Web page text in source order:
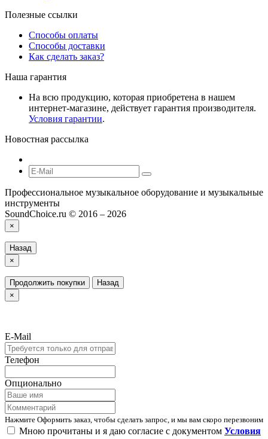
Полезные ссылки
Способы оплаты
Способы доставки
Как сделать заказ?
Наша гарантия
На всю продукцию, которая приобретена в нашем
интернет-магазине, действует гарантия производителя.
Условия гарантии.
Новостная рассылка
Профессиональное музыкальное оборудование и музыкальные
инструменты
SoundChoice.ru © 2016 – 2026
×
Назад
×
Продолжить покупки
Назад
×
E-Mail
Телефон
Опционально
Нажмите Оформить заказ, чтобы сделать запрос, и мы вам скоро перезвоним
Мною прочитаны и я даю согласие с документом Условия